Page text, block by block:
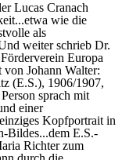
Lucas Cranach
wie die
als
weiter schrieb Dr.
Europa
Johann Walter:
(E.S.), 1906/1907,
sprach mit
einer
Kopfportrait in
Bildes...dem E.S.-
Richter zum